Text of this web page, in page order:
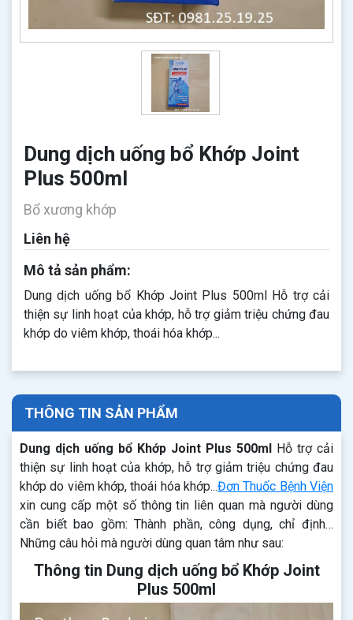
Dung dịch uống bổ Khớp Joint
Plus 500ml
Bổ xương khớp
Liên hệ
Mô tả sản phẩm:
Dung dịch uống bổ Khớp Joint Plus 500ml Hỗ trợ cải
thiện sự linh hoạt của khớp, hỗ trợ giảm triệu chứng đau
khớp do viêm khớp, thoái hóa khớp...
THÔNG TIN SẢN PHẨM
Dung dịch uống bổ Khớp Joint Plus 500ml Hỗ trợ cải
thiện sự linh hoạt của khớp, hỗ trợ giảm triệu chứng đau
khớp do viêm khớp, thoái hóa khớp...Đơn Thuốc Bệnh Viện
xin cung cấp một số thông tin liên quan mà người dùng
cần biết bao gồm: Thành phần, công dụng, chỉ định…
Những câu hỏi mà người dùng quan tâm như sau:
Thông tin Dung dịch uống bổ Khớp Joint
Plus 500ml